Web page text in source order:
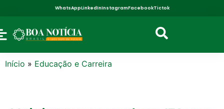
WhatsAppLinkedInInstagramFacebookTictok
Início » Educação e Carreira